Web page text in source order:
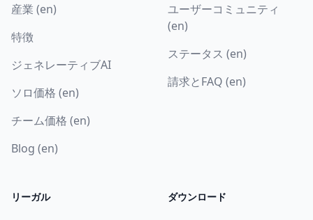
産業 (en)
特徴
ジェネレーティブAI
ソロ価格 (en)
チーム価格 (en)
Blog (en)
ユーザーコミュニティ
(en)
ステータス (en)
請求とFAQ (en)
リーガル ダウンロード